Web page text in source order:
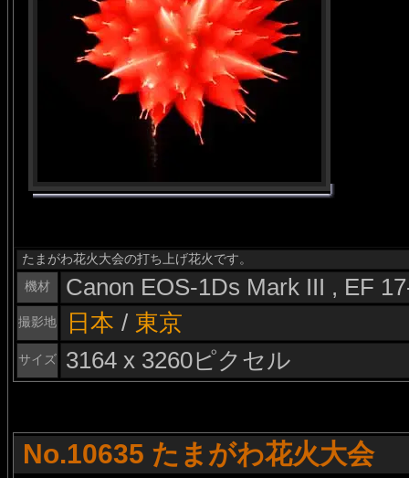
たまがわ花火大会の打ち上げ花火です。
機材
Canon EOS-1Ds Mark III , EF
撮影地 日本 / 東京
サイズ 3164 x 3260ピクセル
No.10635 たまがわ花火大会